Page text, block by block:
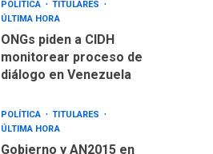
POLÍTICA
TITULARES
ÚLTIMA HORA
ONGs piden a CIDH
monitorear proceso de
diálogo en Venezuela
POLÍTICA
TITULARES
ÚLTIMA HORA
Gobierno y AN2015 en